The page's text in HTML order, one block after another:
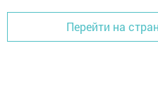
Перейти на